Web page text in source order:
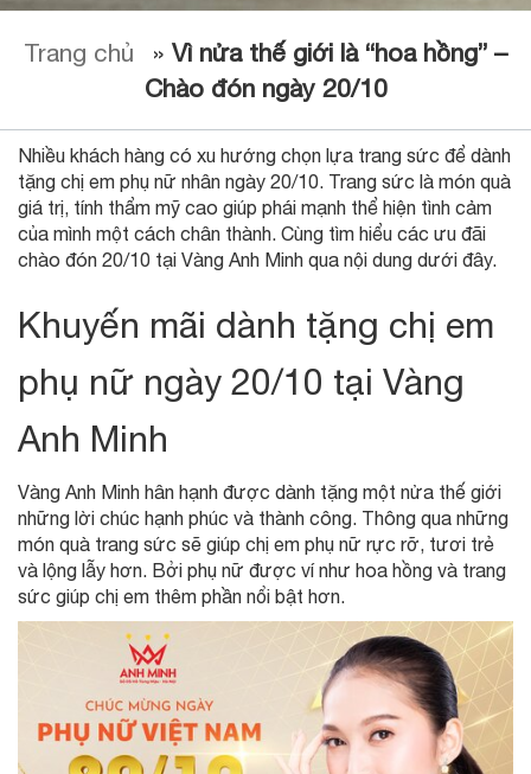
Trang chủ » Vì nửa thế giới là “hoa hồng” –
Chào đón ngày 20/10
Nhiều khách hàng có xu hướng chọn lựa trang sức để dành
tặng chị em phụ nữ nhân ngày 20/10. Trang sức là món quà
giá trị, tính thẩm mỹ cao giúp phái mạnh thể hiện tình cảm
của mình một cách chân thành. Cùng tìm hiểu các ưu đãi
chào đón 20/10 tại Vàng Anh Minh qua nội dung dưới đây.
Khuyến mãi dành tặng chị em
phụ nữ ngày 20/10 tại Vàng
Anh Minh
Vàng Anh Minh hân hạnh được dành tặng một nửa thế giới
những lời chúc hạnh phúc và thành công. Thông qua những
món quà trang sức sẽ giúp chị em phụ nữ rực rỡ, tươi trẻ
và lộng lẫy hơn. Bởi phụ nữ được ví như hoa hồng và trang
sức giúp chị em thêm phần nổi bật hơn.